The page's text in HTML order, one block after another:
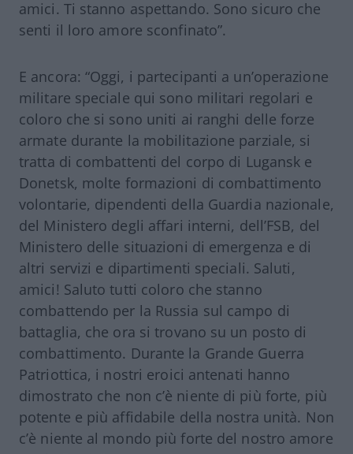
amici. Ti stanno aspettando. Sono sicuro che
senti il ​​loro amore sconfinato”.
E ancora: “Oggi, i partecipanti a un’operazione
militare speciale qui sono militari regolari e
coloro che si sono uniti ai ranghi delle forze
armate durante la mobilitazione parziale, si
tratta di combattenti del corpo di Lugansk e
Donetsk, molte formazioni di combattimento
volontarie, dipendenti della Guardia nazionale,
del Ministero degli affari interni, dell’FSB, del
Ministero delle situazioni di emergenza e di
altri servizi e dipartimenti speciali. Saluti,
amici! Saluto tutti coloro che stanno
combattendo per la Russia sul campo di
battaglia, che ora si trovano su un posto di
combattimento. Durante la Grande Guerra
Patriottica, i nostri eroici antenati hanno
dimostrato che non c’è niente di più forte, più
potente e più affidabile della nostra unità. Non
c’è niente al mondo più forte del nostro amore